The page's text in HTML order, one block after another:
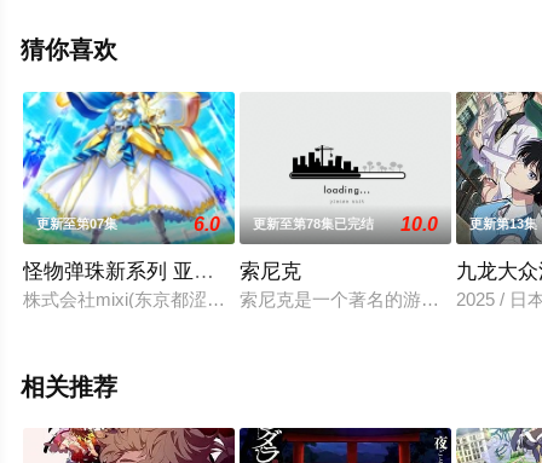
猫或剧情网等平台了解。
猜你喜欢
更新至第07集 6.0
怪物弹珠新系列 亚瑟王 骑士王的觉醒
株式会社mixi(东京都涩谷区,代表董事总经理执行人员木村田弘
更新至第78集已完结 10.0
索尼克
索尼克是一个著名的游戏和漫画造型
更新第13集
九龙大
2025 / 日
相关推荐